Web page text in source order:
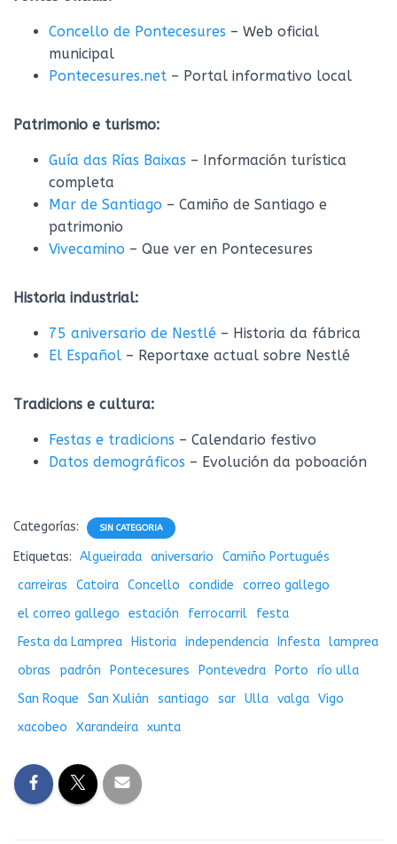
Concello de Pontecesures – Web oficial
municipal
Pontecesures.net – Portal informativo local
Patrimonio e turismo:
Guía das Rías Baixas – Información turística
completa
Mar de Santiago – Camiño de Santiago e
patrimonio
Vivecamino – Que ver en Pontecesures
Historia industrial:
75 aniversario de Nestlé – Historia da fábrica
El Español – Reportaxe actual sobre Nestlé
Tradicions e cultura:
Festas e tradicions – Calendario festivo
Datos demográficos – Evolución da poboación
Categorías: SIN CATEGORIA
Etiquetas: Algueirada aniversario
Camiño Portugués
carreiras
Catoira Concello condide
correo gallego
el correo gallego
estación ferrocarril
festa
Festa da Lamprea
Historia independencia Infesta lamprea
obras
padrón Pontecesures Pontevedra Porto
río ulla
San Roque
San Xulián santiago sar Ulla valga Vigo
xacobeo
Xarandeira xunta